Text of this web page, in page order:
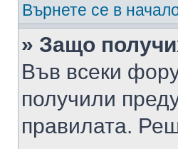
Върнете се в
» Защо
Във всеки
получили
правилата.